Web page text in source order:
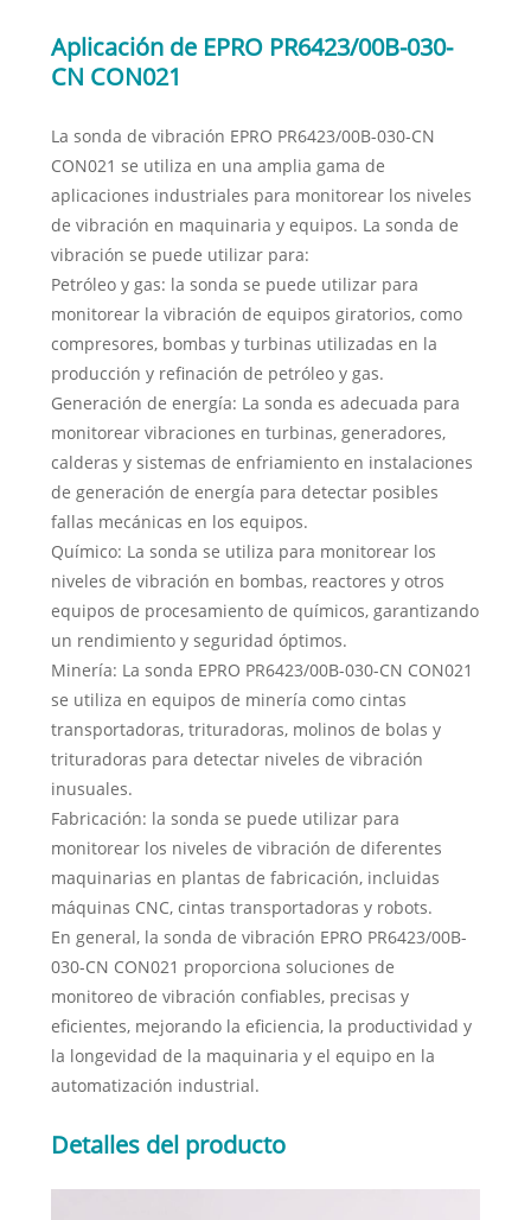
Aplicación de EPRO PR6423/00B-030-
CN CON021
La sonda de vibración EPRO PR6423/00B-030-CN
CON021 se utiliza en una amplia gama de
aplicaciones industriales para monitorear los niveles
de vibración en maquinaria y equipos. La sonda de
vibración se puede utilizar para:
Petróleo y gas: la sonda se puede utilizar para
monitorear la vibración de equipos giratorios, como
compresores, bombas y turbinas utilizadas en la
producción y refinación de petróleo y gas.
Generación de energía: La sonda es adecuada para
monitorear vibraciones en turbinas, generadores,
calderas y sistemas de enfriamiento en instalaciones
de generación de energía para detectar posibles
fallas mecánicas en los equipos.
Químico: La sonda se utiliza para monitorear los
niveles de vibración en bombas, reactores y otros
equipos de procesamiento de químicos, garantizando
un rendimiento y seguridad óptimos.
Minería: La sonda EPRO PR6423/00B-030-CN CON021
se utiliza en equipos de minería como cintas
transportadoras, trituradoras, molinos de bolas y
trituradoras para detectar niveles de vibración
inusuales.
Fabricación: la sonda se puede utilizar para
monitorear los niveles de vibración de diferentes
maquinarias en plantas de fabricación, incluidas
máquinas CNC, cintas transportadoras y robots.
En general, la sonda de vibración EPRO PR6423/00B-
030-CN CON021 proporciona soluciones de
monitoreo de vibración confiables, precisas y
eficientes, mejorando la eficiencia, la productividad y
la longevidad de la maquinaria y el equipo en la
automatización industrial.
Detalles del producto